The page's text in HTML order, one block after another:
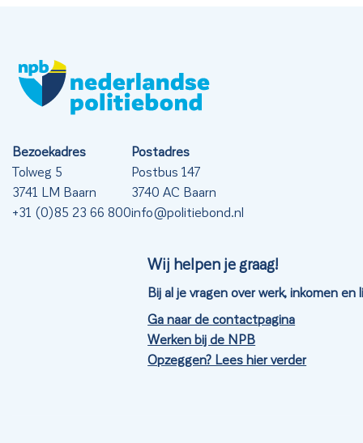
Bezoekadres
Tolweg 5
3741 LM Baarn
+31 (0)85 23 66 800
Postadres
Postbus 147
3740 AC Baarn
info@politiebond.nl
Wij helpen je graag!
Bij al je vragen over werk, inkomen en
Ga naar de contactpagina
Werken bij de NPB
Opzeggen? Lees hier verder